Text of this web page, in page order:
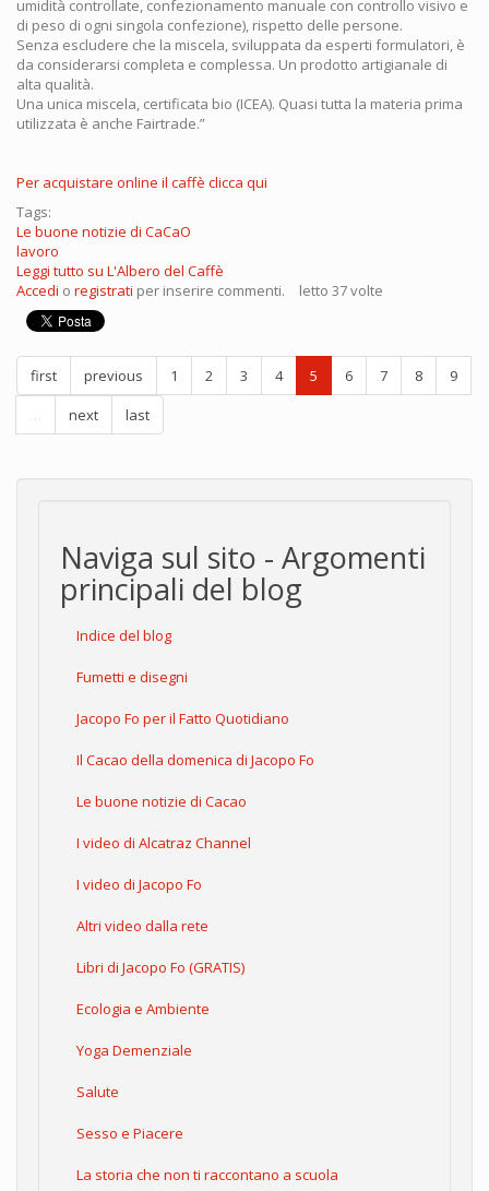
umidità controllate, confezionamento manuale con controllo visivo e
di peso di ogni singola confezione), rispetto delle persone.
Senza escludere che la miscela, sviluppata da esperti formulatori, è
da considerarsi completa e complessa. Un prodotto artigianale di
alta qualità.
Una unica miscela, certificata bio (ICEA). Quasi tutta la materia prima
utilizzata è anche Fairtrade.”
Per acquistare online il caffè clicca qui
Tags:
Le buone notizie di CaCaO
lavoro
Leggi tutto su L'Albero del Caffè
Accedi o registrati per inserire commenti. letto 37 volte
first previous 1 2 3 4 5 6 7 8
9
…
next last
Naviga sul sito - Argomenti
principali del blog
Indice del blog
Fumetti e disegni
Jacopo Fo per il Fatto Quotidiano
Il Cacao della domenica di Jacopo Fo
Le buone notizie di Cacao
I video di Alcatraz Channel
I video di Jacopo Fo
Altri video dalla rete
Libri di Jacopo Fo (GRATIS)
Ecologia e Ambiente
Yoga Demenziale
Salute
Sesso e Piacere
La storia che non ti raccontano a scuola